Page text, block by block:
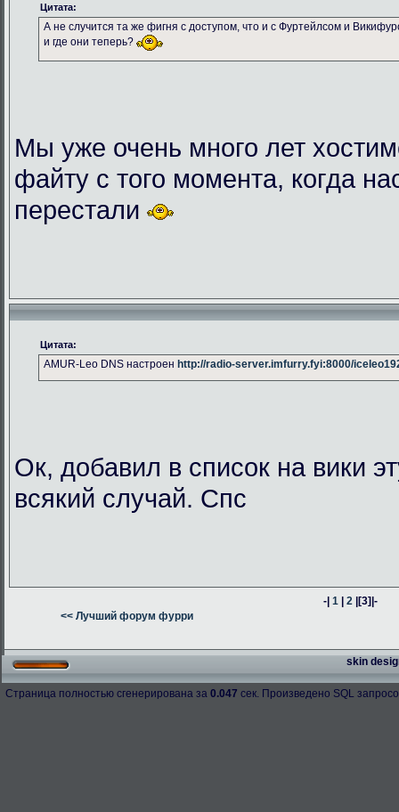
Цитата:
А не случится та же фигня с доступом, что и с Фуртейлсом и
и где они теперь?
Мы уже очень много лет
файту с того момента, когда
перестали
Цитата:
AMUR-Leo DNS настроен http://radio-server.imfurry.fyi:8000/
Ок, добавил в список на вики
всякий случай. Спс
-|1 |2 |[3]|-
<< Лучший форум фурри
skin
Страница полностью сгенерирована за 0.047 сек. Произведено SQL